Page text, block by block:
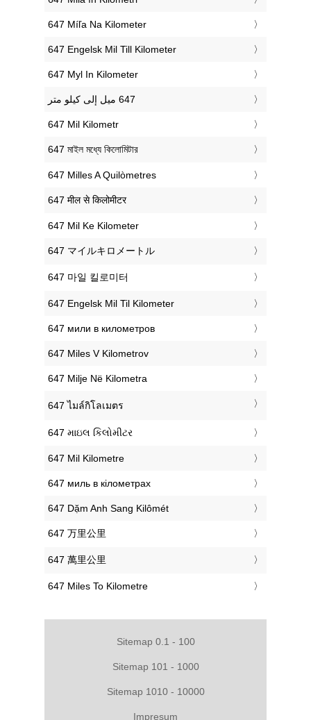
‎647 Míľa Na Kilometer
‎647 Engelsk Mil Till Kilometer
‎647 Myl In Kilometer
‎647 Mil Kilometr
‎647 মাইল মধ্যে কিলোমিটার
‎647 Milles A Quilòmetres
‎647 मील से किलोमीटर
‎647 Mil Ke Kilometer
‎647 マイルキロメートル
‎647 마일 킬로미터
‎647 Engelsk Mil Til Kilometer
‎647 мили в километров
‎647 Miles V Kilometrov
‎647 Milje Në Kilometra
‎647 ไมล์กิโลเมตร
‎647 માઇલ કિલોમીટર
‎647 Mil Kilometre
‎647 миль в кілометрах
‎647 Dặm Anh Sang Kilômét
‎647 万里公里
‎647 萬里公里
‎647 Miles To Kilometre
Sitemap 0.1 - 100
Sitemap 101 - 1000
Sitemap 1010 - 10000
Impresum